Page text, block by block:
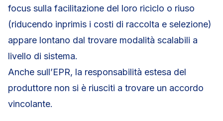
focus sulla facilitazione del loro riciclo o riuso
(riducendo inprimis i costi di raccolta e selezione)
appare lontano dal trovare modalità scalabili a
livello di sistema.
Anche sull’EPR, la responsabilità estesa del
produttore non si è riusciti a trovare un accordo
vincolante.